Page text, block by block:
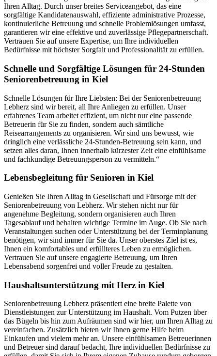
Ihren Alltag. Durch unser breites Serviceangebot, das eine
sorgfältige Kandidatenauswahl, effiziente administrative Prozesse,
kontinuierliche Betreuung und schnelle Problemlösungen umfasst,
garantieren wir eine effektive und zuverlässige Pflegepartnerschaft.
Vertrauen Sie auf unsere Expertise, um Ihre individuellen
Bedürfnisse mit höchster Sorgfalt und Professionalität zu erfüllen.
Schnelle und Sorgfältige Lösungen für 24-Stunden
Seniorenbetreuung in Kiel
Schnelle Lösungen für Ihre Liebsten: Bei der Seniorenbetreuung
Lebherz sind wir bereit, all Ihre Anliegen zu erfüllen. Unser
erfahrenes Team arbeitet effizient, um nicht nur eine passende
Betreuerin für Sie zu finden, sondern auch sämtliche
Reisearrangements zu organisieren. Wir sind uns bewusst, wie
dringlich eine verlässliche 24-Stunden-Betreuung sein kann, und
setzen alles daran, Ihnen innerhalb kürzester Zeit eine einfühlsame
und fachkundige Betreuungsperson zu vermitteln.“
Lebensbegleitung für Senioren in Kiel
Genießen Sie Ihren Alltag in Gesellschaft und Fürsorge mit der
Seniorenbetreuung von Lebherz. Wir stehen nicht nur für
angenehme Begleitung, sondern organisieren auch Ihren
Tagesablauf und behalten wichtige Termine im Auge. Ob Sie nach
Veranstaltungen suchen oder Unterstützung bei der Terminplanung
benötigen, wir sind immer für Sie da. Unser oberstes Ziel ist es,
Ihnen ein komfortables und erfüllteres Leben zu ermöglichen.
Vertrauen Sie auf unsere engagierte Betreuung, um Ihren
Lebensabend sorgenfrei und voller Freude zu gestalten.
Haushalts­unterstützung mit Herz in Kiel
Seniorenbetreuung Lebherz präsentiert eine breite Palette von
Dienstleistungen zur Unterstützung im Haushalt. Vom Putzen über
das Bügeln bis hin zum Aufräumen sind wir hier, um Ihren Alltag zu
vereinfachen. Zusätzlich bieten wir Ihnen gerne Hilfe beim
Einkaufen und vielem mehr an. Unsere einfühlsamen Betreuerinnen
und Betreuer sind darauf bedacht, Ihre individuellen Bedürfnisse zu